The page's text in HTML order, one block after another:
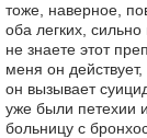
тоже, наверное,
оба легких,
не знаете этот
меня он
он вызывает
уже были петехии
больницу с